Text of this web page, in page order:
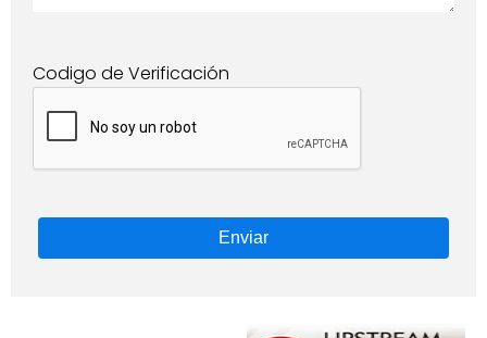
Codigo de Verificación
Enviar